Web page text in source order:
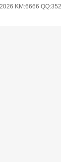
KM:6666